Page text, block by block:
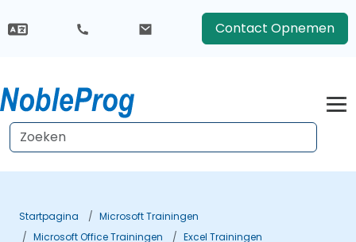
Contact Opnemen
Startpagina
Microsoft Trainingen
Microsoft Office Trainingen
Excel Trainingen